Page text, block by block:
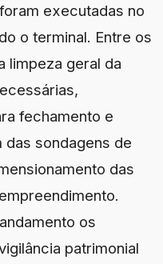
executadas no
o terminal. Entre os
limpeza geral da
fechamento e
das sondagens de
das
os
patrimonial